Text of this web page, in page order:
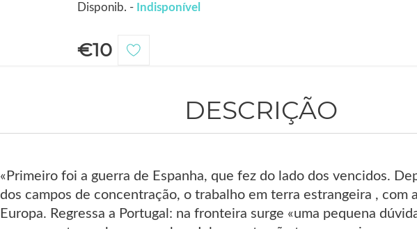
Disponib. - Indisponível
€10
DESCRIÇÃO
«Primeiro foi a guerra de Espanha, que fez do lado dos vencidos.
dos campos de concentração, o trabalho em terra estrangeira , com
Europa. Regressa a Portugal: na fronteira surge «uma pequena